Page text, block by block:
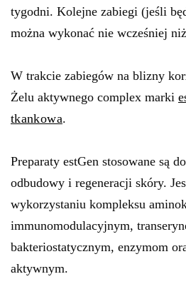
tygodni. Kolejne zabiegi (jeśli
można wykonać nie wcześniej
W trakcie zabiegów na blizny
Żelu aktywnego complex marki
tkankowa.
Preparaty estGen stosowane są
odbudowy i regeneracji skóry.
wykorzystaniu kompleksu
immunomodulacyjnym,
bakteriostatycznym, enzymom
aktywnym.